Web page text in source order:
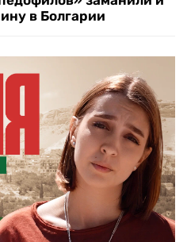
в Болгарии